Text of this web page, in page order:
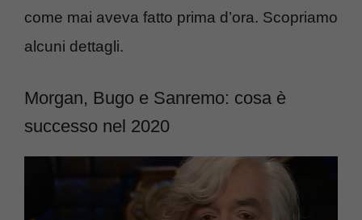
come mai aveva fatto prima d’ora. Scopriamo
alcuni dettagli.
Morgan, Bugo e Sanremo: cosa è
successo nel 2020